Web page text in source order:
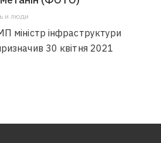
и люди
міністр інфраструктури
30 квітня 2021